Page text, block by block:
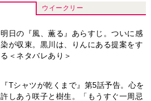
ウイークリー
明日の『風、薫る』あらすじ。ついに感
染が収束。黒川は、りんにある提案をす
る＜ネタバレあり＞
『Tシャツが乾くまで』第5話予告。心を
許しあう咲子と樹生。「もうすぐ一周忌